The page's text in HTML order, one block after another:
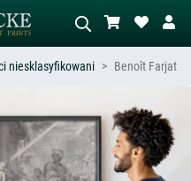
Opisz scenę – np. zielona łąka,
abstrakcja z czerwienią, ciemny olej,
stojący akt obok drzewa.
niesklasyfikowani Benoît Farjat